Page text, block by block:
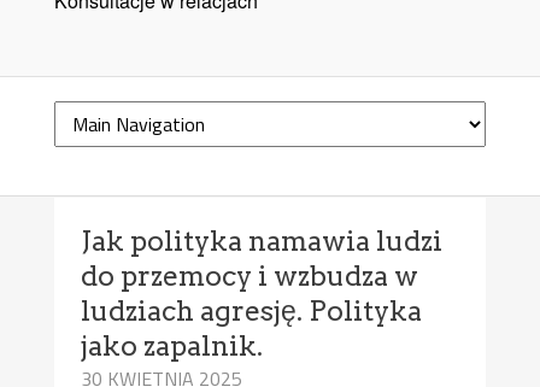
Jak polityka namawia ludzi
do przemocy i wzbudza w
ludziach agresję. Polityka
jako zapalnik.
30 KWIETNIA 2025